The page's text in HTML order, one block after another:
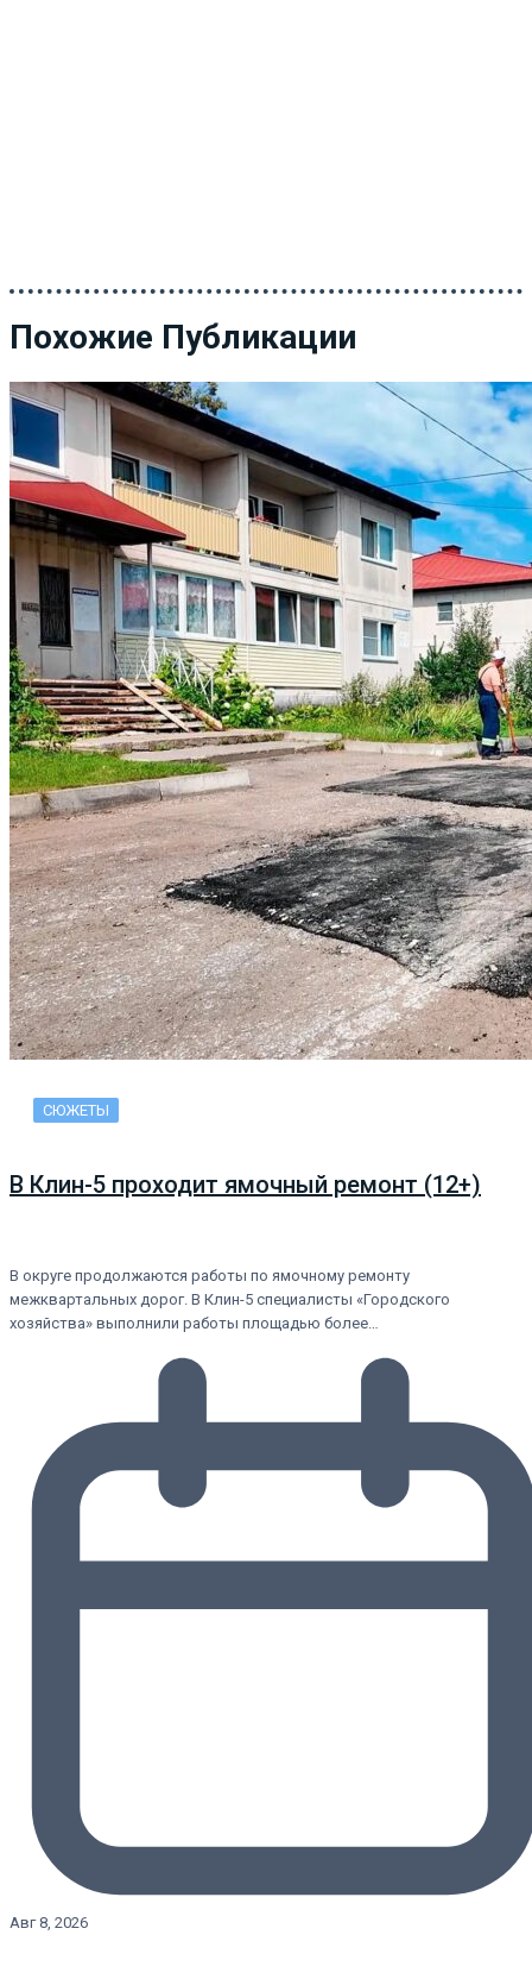
Похожие Публикации
СЮЖЕТЫ
В Клин-5 проходит ямочный ремонт (12+)
В округе продолжаются работы по ямочному ремонту
межквартальных дорог. В Клин-5 специалисты «Городского
хозяйства» выполнили работы площадью более…
Авг 8, 2026